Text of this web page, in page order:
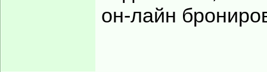
он-лайн